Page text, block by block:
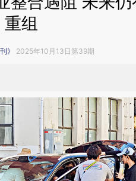
重组
》 2025年10月13日第39期